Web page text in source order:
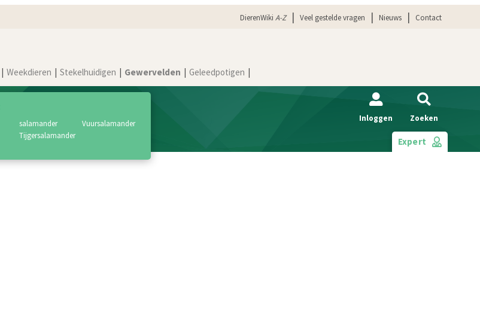
DierenWikiA-Z Veel gestelde vragen Nieuws Contact
Weekdieren Stekelhuidigen Gewervelden Geleedpotigen
salamander
tijgersalamander
vuursalamander
Inloggen Zoeken
Expert